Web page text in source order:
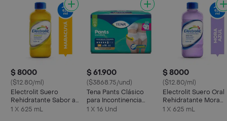
$ 8000
($12.80/ml)
Electrolit Suero
Rehidratante Sabor a
Maracuyá
1 X 625 mL
$ 61.900
($3868.75/und)
Tena Pants Clásico
para Incontinencia
Moderada Talla M
1 X 16 Und
$ 8000
($12.80/ml)
Electrolit Suero Oral
Rehidratante Mora
Azul
1 X 625 mL